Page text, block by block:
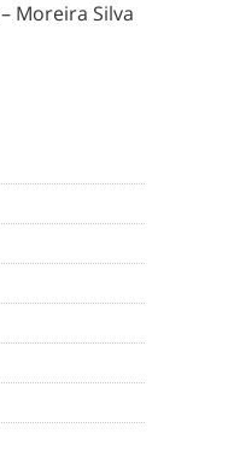
Moreira Silva